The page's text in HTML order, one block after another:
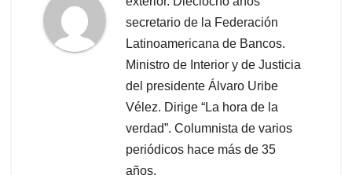
secretario de la Federación
Latinoamericana de Bancos.
Ministro de Interior y de Justicia
del presidente Álvaro Uribe
Vélez. Dirige “La hora de la
verdad”. Columnista de varios
periódicos hace más de 35
años.